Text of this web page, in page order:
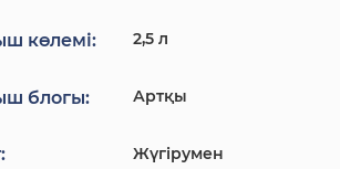
көлемі: 2,5 л
блогы: Артқы
Жүгірумен